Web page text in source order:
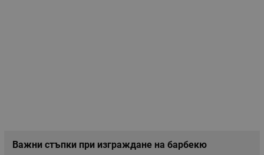
Важни стъпки при изграждане на барбекю